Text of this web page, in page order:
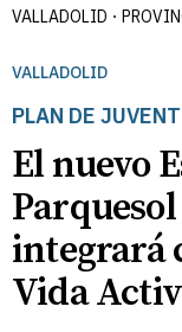
VALLADOLID
VALLADOLID
PLAN DE
El nuevo
integrará
Vida